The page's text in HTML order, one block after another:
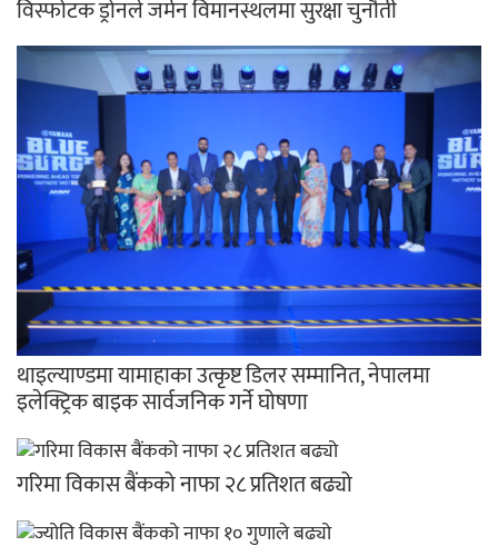
विस्फोटक ड्रोनले जर्मन विमानस्थलमा सुरक्षा चुनौती
थाइल्याण्डमा यामाहाका उत्कृष्ट डिलर सम्मानित, नेपालमा
इलेक्ट्रिक बाइक सार्वजनिक गर्ने घोषणा
गरिमा विकास बैंकको नाफा २८ प्रतिशत बढ्यो